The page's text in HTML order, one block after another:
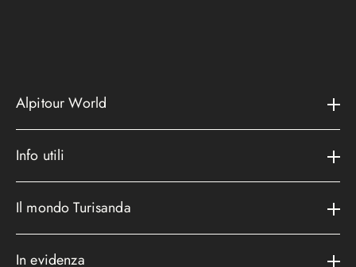
Alpitour World
AWARD
Area riservata
Info utili
Metodi di pagamento
Il mondo Turisanda
In evidenza